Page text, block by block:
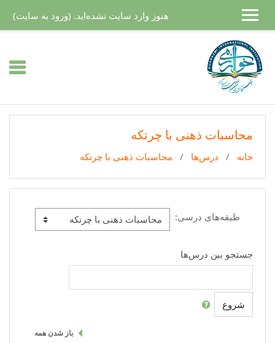
پرش به محتوای اصلی
هنوز وارد سایت نشده‌اید. (ورود به سایت)
محاسبات ذهنی با چرتکه
خانه درس‌ها محاسبات ذهنی با چرتکه
طبقه‌های درسی:
جستجو بین درس‌ها
شروع
باز شدن همه